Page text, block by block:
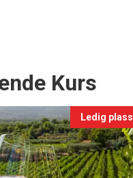
Kurs
Ledig plass